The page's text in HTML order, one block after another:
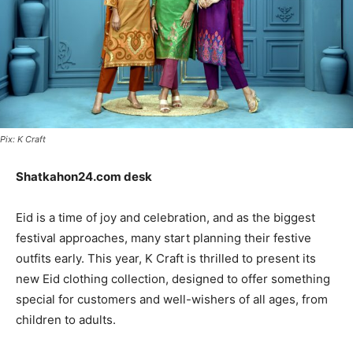
Pix: K Craft
Shatkahon24.com desk
Eid is a time of joy and celebration, and as the biggest
festival approaches, many start planning their festive
outfits early. This year, K Craft is thrilled to present its
new Eid clothing collection, designed to offer something
special for customers and well-wishers of all ages, from
children to adults.